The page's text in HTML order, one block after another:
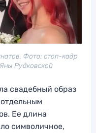
Фото: стоп-кадр
Рудковской
свадебный образ
Ее длина
символичное,